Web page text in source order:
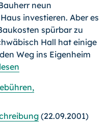
neun
investieren. Aber es
spürbar zu
Hall hat einige
Weg ins Eigenheim
(22.09.2001)